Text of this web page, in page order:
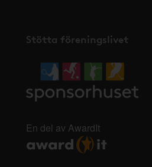
Stötta föreningslivet
En del av AwardIt